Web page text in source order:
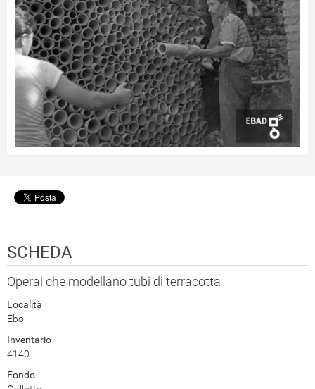
SCHEDA
Operai che modellano tubi di terracotta
Località
Eboli
Inventario
4140
Fondo